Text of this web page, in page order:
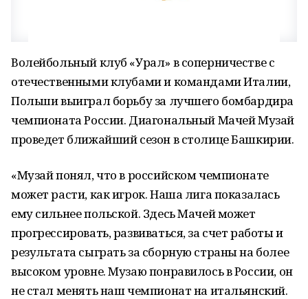
Волейбольный клуб «Урал» в соперничестве с
отечественными клубами и командами Италии,
Польши выиграл борьбу за лучшего бомбардира
чемпионата России. Диагональный Мачей Музай
проведет ближайший сезон в столице Башкирии.
«Музай понял, что в российском чемпионате
может расти, как игрок. Наша лига показалась
ему сильнее польской. Здесь Мачей может
прогрессировать, развиваться, за счет работы и
результата сыграть за сборную страны на более
высоком уровне. Музаю понравилось в России, он
не стал менять наш чемпионат на итальянский.